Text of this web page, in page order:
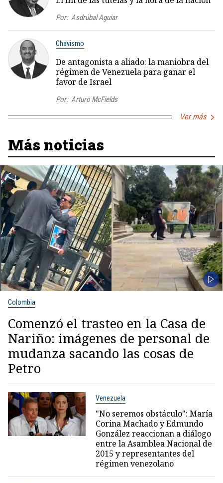
Por: Asdrúbal Aguiar
Chavismo
De antagonista a aliado: la maniobra del
régimen de Venezuela para ganar el
favor de Israel
Por: Arturo McFields
Ver más
Más noticias
Colombia
Comenzó el trasteo en la Casa de
Nariño: imágenes de personal de
mudanza sacando las cosas de
Petro
Venezuela
"No seremos obstáculo": María
Corina Machado y Edmundo
González reaccionan a diálogo
entre la Asamblea Nacional de
2015 y representantes del
régimen venezolano